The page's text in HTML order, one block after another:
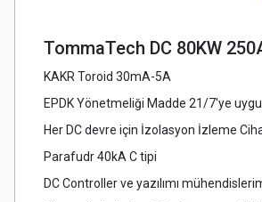
TommaTech DC 80KW
KAKR Toroid 30mA-5A
EPDK Yönetmeliği Madde 21/7'ye
Her DC devre için İzolasyon İzleme
Parafudr 40kA C tipi
DC Controller ve yazılımı